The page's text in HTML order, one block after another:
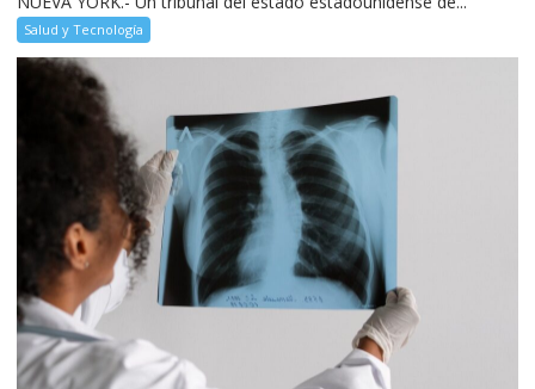
Salud y Tecnología